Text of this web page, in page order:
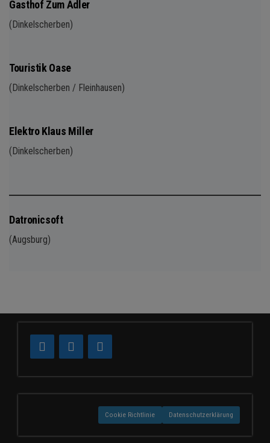
Gasthof Zum Adler
(Dinkelscherben)
Touristik Oase
(Dinkelscherben / Fleinhausen)
Elektro Klaus Miller
(Dinkelscherben)
Datronicsoft
(Augsburg)
Cookie Richtlinie Datenschutzerklärung